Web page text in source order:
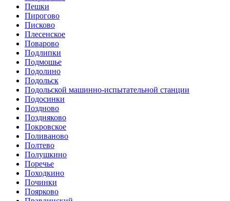
Пешки
Пирогово
Писково
Плесенское
Поварово
Подлипки
Подмошье
Подолино
Подольск
Подольской машинно-испытательной станции
Подосинки
Поздново
Поздняково
Покровское
Поливаново
Полтево
Полушкино
Поречье
Походкино
Починки
Поярково